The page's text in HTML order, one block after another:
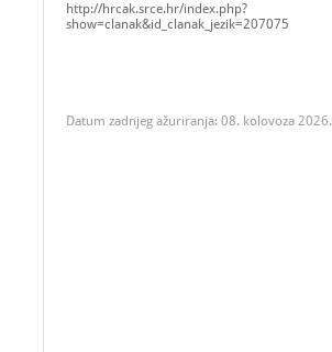
http://hrcak.srce.hr/index.php?
show=clanak&id_clanak_jezik=207075
Datum zadnjeg ažuriranja: 08. kolovoza 2026.